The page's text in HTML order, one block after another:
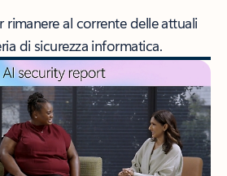
al corrente delle attuali
di sicurezza informatica.